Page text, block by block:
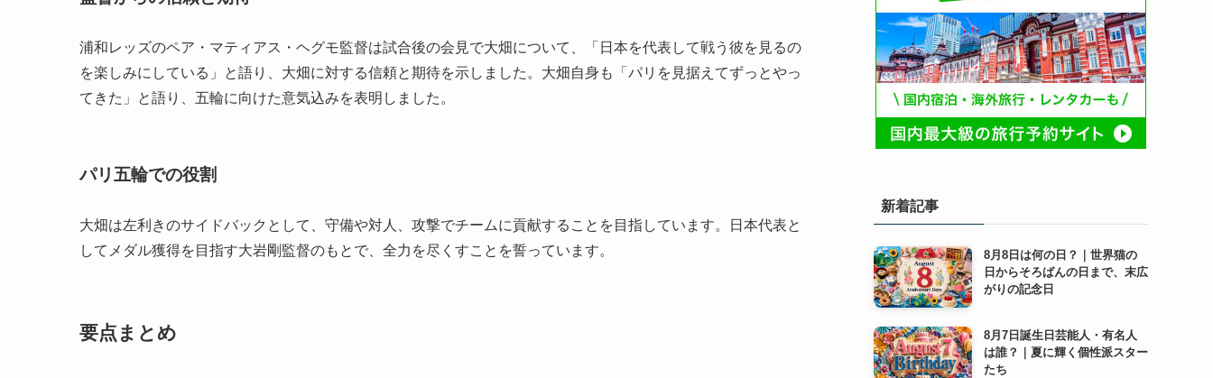
浦和レッズのペア・マティアス・ヘグモ監督は試合後の会見で大畑について、「日本を代表して戦う彼を見るの
を楽しみにしている」と語り、大畑に対する信頼と期待を示しました。大畑自身も「パリを見据えてずっとやっ
てきた」と語り、五輪に向けた意気込みを表明しました。
パリ五輪での役割
大畑は左利きのサイドバックとして、守備や対人、攻撃でチームに貢献することを目指しています。日本代表と
してメダル獲得を目指す大岩剛監督のもとで、全力を尽くすことを誓っています。
要点まとめ
新着記事
8月8日は何の日？｜世界猫の
日からそろばんの日まで、末広
がりの記念日
8月7日誕生日芸能人・有名人
は誰？｜夏に輝く個性派スター
たち